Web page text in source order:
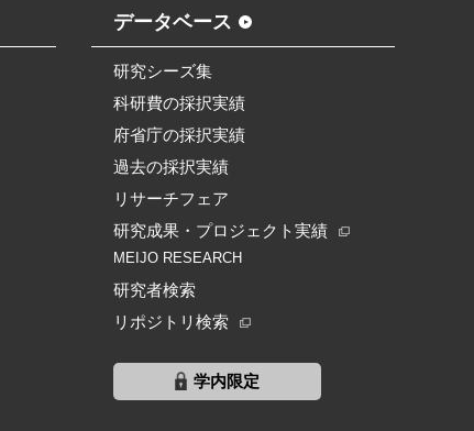
データベース
研究シーズ集
科研費の採択実績
府省庁の採択実績
過去の採択実績
リサーチフェア
研究成果・プロジェクト実績
MEIJO RESEARCH
研究者検索
リポジトリ検索
学内限定